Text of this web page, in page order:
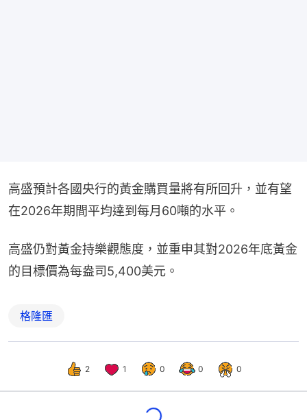
高盛預計各國央行的黃金購買量將有所回升，並有望
在2026年期間平均達到每月60噸的水平。
高盛仍對黃金持樂觀態度，並重申其對2026年底黃金
的目標價為每盎司5,400美元。
格隆匯
2 1 0 0 0